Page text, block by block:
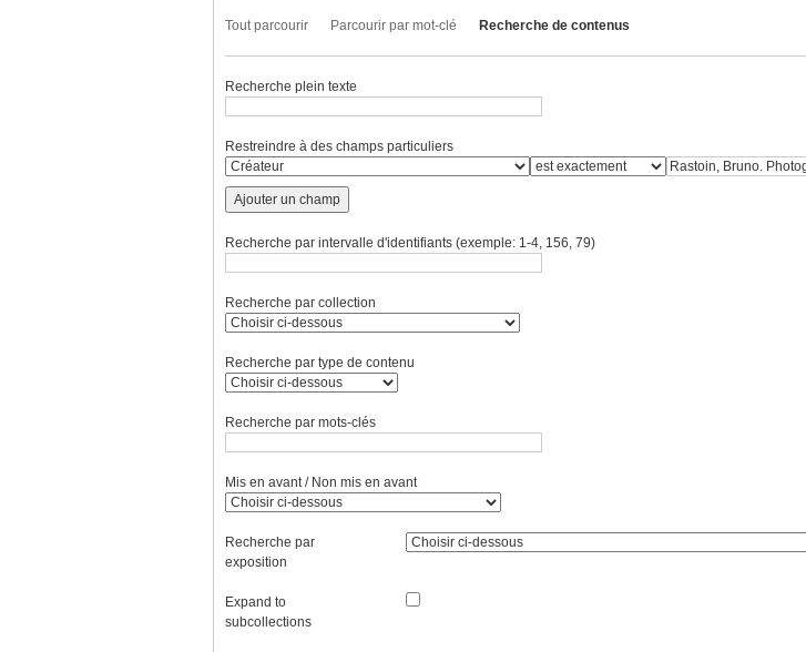
Tout parcourir Parcourir par mot-clé Recherche de contenus
Recherche plein texte
Restreindre à des champs particuliers
Ajouter un champ
Recherche par intervalle d'identifiants (exemple: 1-4, 156, 79)
Recherche par collection
Recherche par type de contenu
Recherche par mots-clés
Mis en avant / Non mis en avant
Recherche par
exposition
Expand to
subcollections